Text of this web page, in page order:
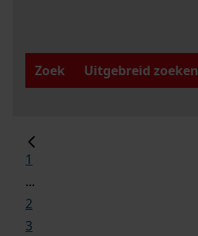
Zoek
Uitgebreid zoeken
1
...
2
3